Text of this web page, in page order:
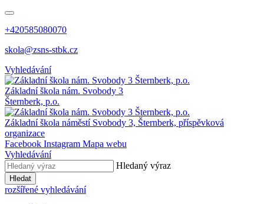
+420585080070
skola@zsns-stbk.cz
Vyhledávání
Základní škola nám. Svobody 3
Šternberk, p.o.
Základní škola náměstí Svobody 3, Šternberk, příspěvková
organizace
Facebook Instagram Mapa webu
Vyhledávání
Hledaný výraz
Hledat
rozšířené vyhledávání